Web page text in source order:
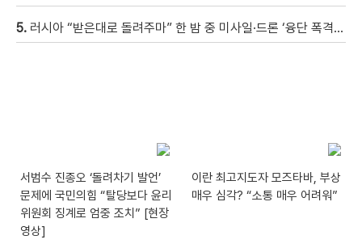
5. 러시아 “받은대로 돌려주마” 한 밤 중 미사일·드론 ‘융단 폭격’에 우크라이나서 17명 사망 [현장영상]
서범수 진종오 ‘돌려차기 발언’
문제에 국민의힘 “탈당보다 윤리
위원회 징계로 엄중 조치” [현장
영상]
이란 최고지도자 모즈타바, 부상
매우 심각? “소통 매우 어려워”